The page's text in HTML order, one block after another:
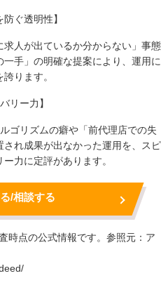
ぐ透明性】
人が出ているか分からない」事態
手」の明確な提案により、運用に
ります。
リー力】
ゴリズムの癖や「前代理店での失
れ成果が出なかった運用を、スピ
力に定評があります。
/相談する
時点の公式情報です。参照元：ア